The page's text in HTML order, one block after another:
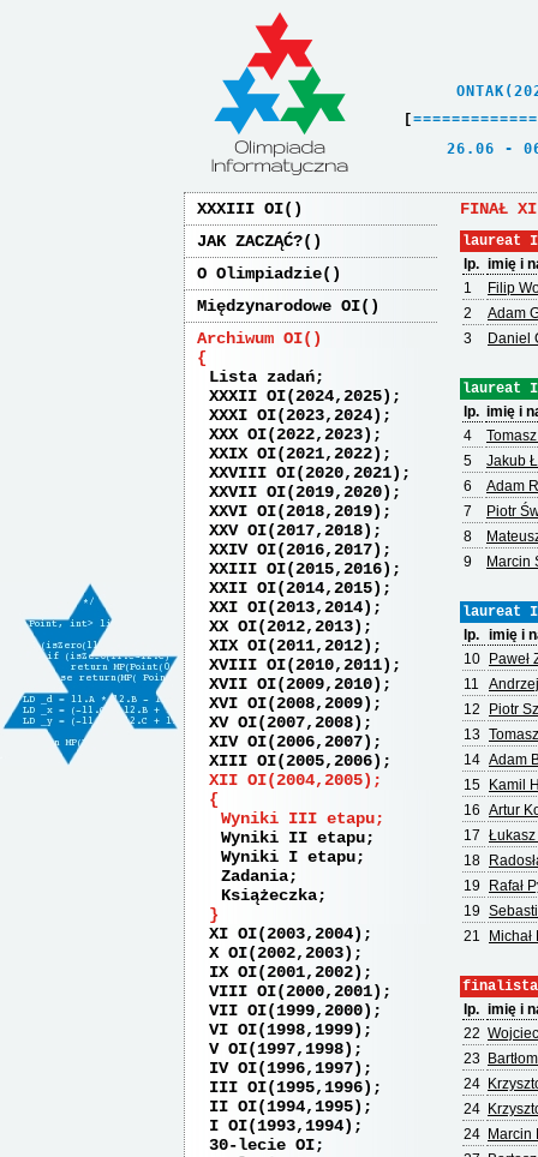
[ =============
26.06
XXXIII OI
JAK ZACZĄĆ?
O Olimpiadzie
Międzynarodowe OI
Archiwum OI
Lista zadań
XXXII OI(2024,2025)
XXXI OI(2023,2024)
XXX OI(2022,2023)
XXIX OI(2021,2022)
XXVIII OI(2020,2021)
XXVII OI(2019,2020)
XXVI OI(2018,2019)
XXV OI(2017,2018)
XXIV OI(2016,2017)
XXIII OI(2015,2016)
XXII OI(2014,2015)
XXI OI(2013,2014)
XX OI(2012,2013)
XIX OI(2011,2012)
XVIII OI(2010,2011)
XVII OI(2009,2010)
XVI OI(2008,2009)
XV OI(2007,2008)
XIV OI(2006,2007)
XIII OI(2005,2006)
XII OI(2004,2005)
Wyniki III etapu
Wyniki II etapu
Wyniki I etapu
Zadania
Książeczka
XI OI(2003,2004)
X OI(2002,2003)
IX OI(2001,2002)
VIII OI(2000,2001)
VII OI(1999,2000)
VI OI(1998,1999)
V OI(1997,1998)
IV OI(1996,1997)
III OI(1995,1996)
II OI(1994,1995)
I OI(1993,1994)
30-lecie OI
FINAŁ
laureat I
lp. imię i
1
Filip
2
Adam
3
Daniel
laureat
lp. imię i
4
5
Jakub
6
Adam
7
Piotr
8
9
Marcin
laureat
lp. imię i
10
Paweł
11
12
Piotr
13
14 Adam
15
Kamil
16 Artur
17 Łukasz
18
19
Rafał
19
21
finalista
lp. imię i
22
23
24
24
24 Marcin